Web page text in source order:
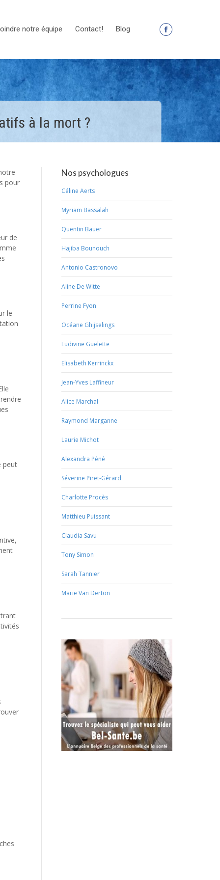
notre équipe Contact! Blog
La
Facebook
s'ouvre
dans
une
nouvelle
fenêtre
à la mort ?
pour
de
le
peut
Nos psychologues
Céline Aerts
Myriam Bassalah
Quentin Bauer
Hajiba Bounouch
Antonio Castronovo
Aline De Witte
Perrine Fyon
Océane Ghijselings
Ludivine Guelette
Elisabeth Kerrinckx
Jean-Yves Laffineur
Alice Marchal
Raymond Marganne
Laurie Michot
Alexandra Péné
Séverine Piret-Gérard
Charlotte Procès
Matthieu Puissant
Claudia Savu
Tony Simon
Sarah Tannier
Marie Van Derton